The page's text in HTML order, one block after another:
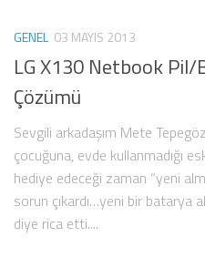
GENEL 03 MAYIS 2013
LG X130 Netbook
Çözümü
Sevgili arkadaşım Mete
çocuğuna, evde kullanmadığı
hediye edeceği zaman “yeni
sorun çıkardı…yeni bir batarya
diye rica etti....